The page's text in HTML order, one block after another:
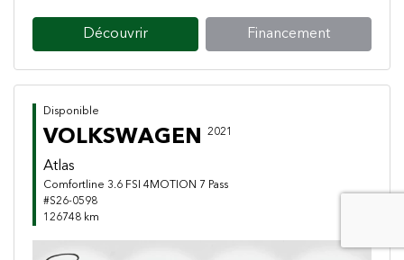
Découvrir Financement
Disponible
VOLKSWAGEN 2021
Atlas
Comfortline 3.6 FSI 4MOTION 7 Pass
#S26-0598
126748 km